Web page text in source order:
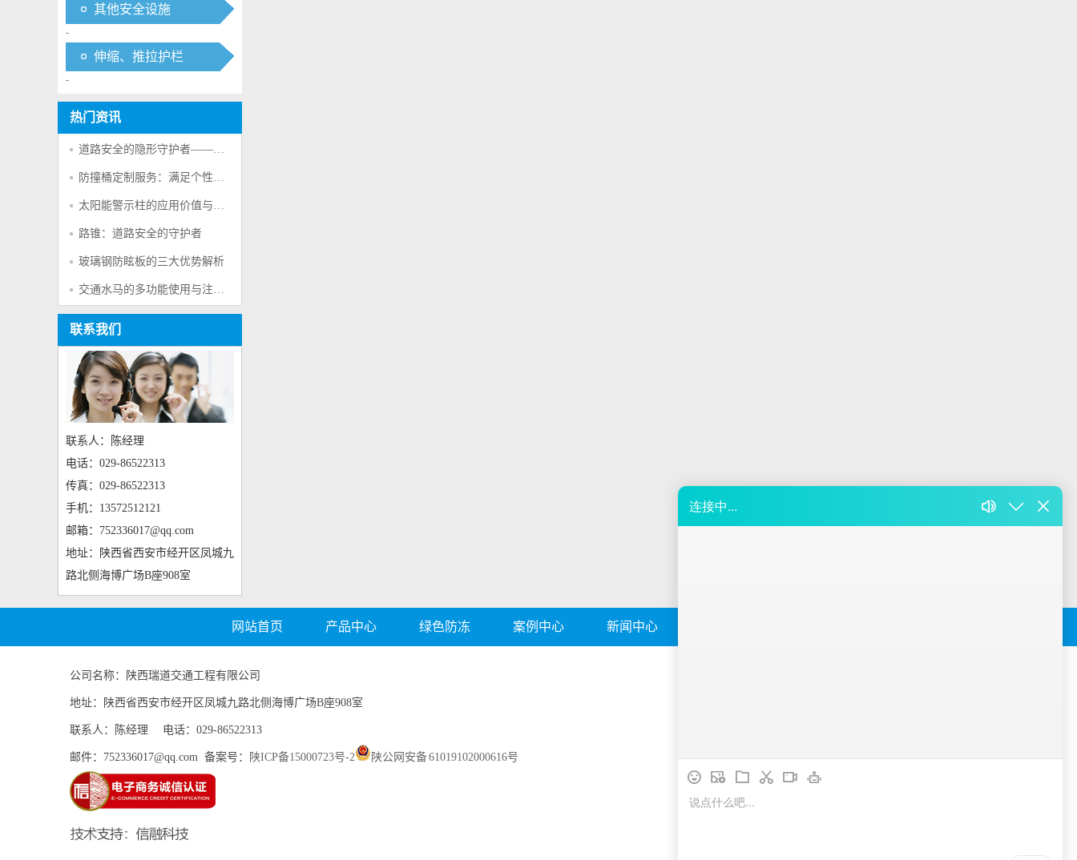
其他安全设施
-
伸缩、推拉护栏
-
热门资讯
道路安全的隐形守护者——防撞桶的多重防护作用
防撞桶定制服务：满足个性化交通安全需求的创新方案
太阳能警示柱的应用价值与产品特点
路锥：道路安全的守护者
玻璃钢防眩板的三大优势解析
交通水马的多功能使用与注意事项
联系我们
联系人：陈经理
电话：029-86522313
传真：029-86522313
手机：13572512121
邮箱：752336017@qq.com
地址：陕西省西安市经开区凤城九
路北侧海博广场B座908室
网站首页 产品中心 绿色防冻 案例中心 新闻中心
公司名称：陕西瑞道交通工程有限公司
地址：陕西省西安市经开区凤城九路北侧海博广场B座908室
联系人：陈经理 电话：029-86522313
邮件：752336017@qq.com 备案号： 陕ICP备15000723号-2 陕公网安备 61019102000616号